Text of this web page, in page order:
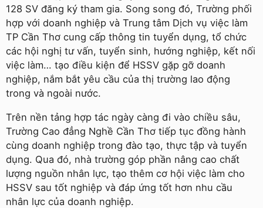
128 SV đăng ký tham gia. Song song đó, Trường phối
hợp với doanh nghiệp và Trung tâm Dịch vụ việc làm
TP Cần Thơ cung cấp thông tin tuyển dụng, tổ chức
các hội nghị tư vấn, tuyển sinh, hướng nghiệp, kết nối
việc làm… tạo điều kiện để HSSV gặp gỡ doanh
nghiệp, nắm bắt yêu cầu của thị trường lao động
trong và ngoài nước.
Trên nền tảng hợp tác ngày càng đi vào chiều sâu,
Trường Cao đẳng Nghề Cần Thơ tiếp tục đồng hành
cùng doanh nghiệp trong đào tạo, thực tập và tuyển
dụng. Qua đó, nhà trường góp phần nâng cao chất
lượng nguồn nhân lực, tạo thêm cơ hội việc làm cho
HSSV sau tốt nghiệp và đáp ứng tốt hơn nhu cầu
nhân lực của doanh nghiệp.